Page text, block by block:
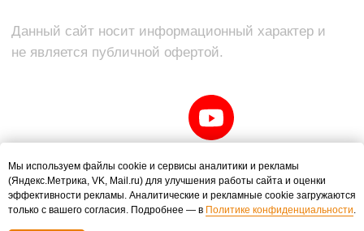
Мы используем файлы cookie и сервисы аналитики и рекламы
(Яндекс.Метрика, VK, Mail.ru) для улучшения работы сайта и оценки
эффективности рекламы. Аналитические и рекламные cookie загружаются
только с вашего согласия. Подробнее — в Политике конфиденциальности